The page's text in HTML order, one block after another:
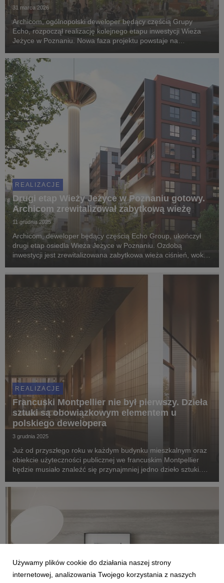
31 marca 2026
Archicom, ogólnopolski deweloper będący częścią Grupy
Echo, rozpoczął realizację kolejnego etapu inwestycji Wieża
Jeżyce w Poznaniu. Nowa faza projektu powstaje na
miejscu, w którym przez lata wytwarzano wodomierz...
REALIZACJE
Drugi etap Wieży Jeżyce w Poznaniu gotowy.
Archicom zrewitalizował zabytkową wieżę
11 grudnia 2025
Archicom, deweloper będący częścią Echo Group, ukończył
drugi etap osiedla Wieża Jeżyce w Poznaniu. Ozdobą
inwestycji jest zrewitalizowana zabytkowa wieża ciśnień, wokół
REALIZACJE
Francuski Montpellier nie był pierwszy. Dzieła
sztuki są obowiązkowym elementem u
polskiego dewelopera
3 grudnia 2025
Już od przyszłego roku w każdym budynku mieszkalnym oraz
obiekcie użyteczności publicznej we francuskim Montpellier
będzie musiało znaleźć się przynajmniej jedno dzieło sztuki.
roku, wywołało niemałe poruszenie - to ...
Używamy plików cookie do działania naszej strony
internetowej, analizowania Twojego korzystania z naszych